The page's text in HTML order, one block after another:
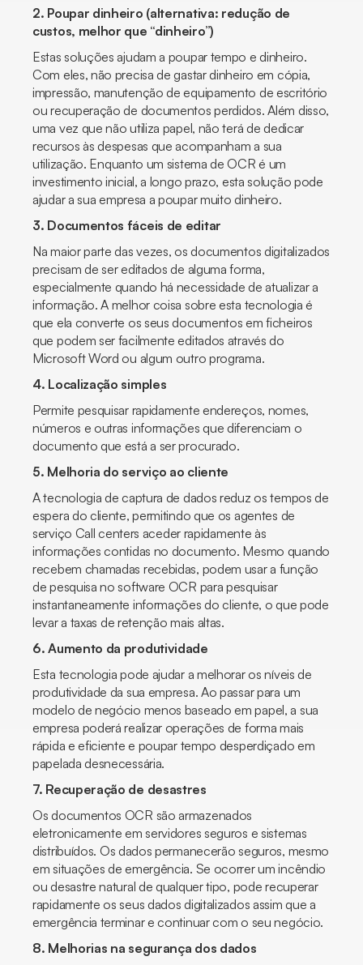
2. Poupar dinheiro (alternativa: redução de
custos, melhor que “dinheiro”)
Estas soluções ajudam a poupar tempo e dinheiro.
Com eles, não precisa de gastar dinheiro em cópia,
impressão, manutenção de equipamento de escritório
ou recuperação de documentos perdidos. Além disso,
uma vez que não utiliza papel, não terá de dedicar
recursos às despesas que acompanham a sua
utilização. Enquanto um sistema de OCR é um
investimento inicial, a longo prazo, esta solução pode
ajudar a sua empresa a poupar muito dinheiro.
3. Documentos fáceis de editar
Na maior parte das vezes, os documentos digitalizados
precisam de ser editados de alguma forma,
especialmente quando há necessidade de atualizar a
informação. A melhor coisa sobre esta tecnologia é
que ela converte os seus documentos em ficheiros
que podem ser facilmente editados através do
Microsoft Word ou algum outro programa.
4. Localização simples
Permite pesquisar rapidamente endereços, nomes,
números e outras informações que diferenciam o
documento que está a ser procurado.
5. Melhoria do serviço ao cliente
A tecnologia de captura de dados reduz os tempos de
espera do cliente, permitindo que os agentes de
serviço Call centers aceder rapidamente às
informações contidas no documento. Mesmo quando
recebem chamadas recebidas, podem usar a função
de pesquisa no software OCR para pesquisar
instantaneamente informações do cliente, o que pode
levar a taxas de retenção mais altas.
6. Aumento da produtividade
Esta tecnologia pode ajudar a melhorar os níveis de
produtividade da sua empresa. Ao passar para um
modelo de negócio menos baseado em papel, a sua
empresa poderá realizar operações de forma mais
rápida e eficiente e poupar tempo desperdiçado em
papelada desnecessária.
7. Recuperação de desastres
Os documentos OCR são armazenados
eletronicamente em servidores seguros e sistemas
distribuídos. Os dados permanecerão seguros, mesmo
em situações de emergência. Se ocorrer um incêndio
ou desastre natural de qualquer tipo, pode recuperar
rapidamente os seus dados digitalizados assim que a
emergência terminar e continuar com o seu negócio.
8. Melhorias na segurança dos dados